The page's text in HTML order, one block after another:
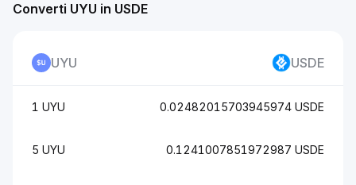
Converti UYU in USDE
UYU USDE
1 UYU 0.02482015703945974 USDE
5 UYU 0.1241007851972987 USDE